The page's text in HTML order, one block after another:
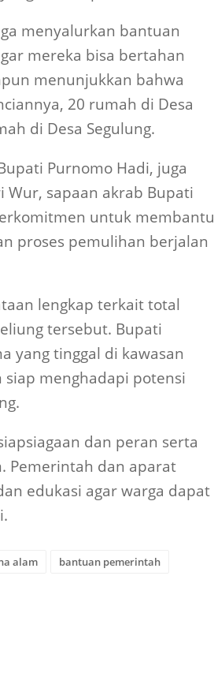
menyalurkan bantuan
mereka bisa bertahan
menunjukkan bahwa
20 rumah di Desa
di Desa Segulung.
Purnomo Hadi, juga
Wur, sapaan akrab Bupati
untuk membantu
proses pemulihan berjalan
lengkap terkait total
tersebut. Bupati
yang tinggal di kawasan
menghadapi potensi
dan peran serta
Pemerintah dan aparat
edukasi agar warga dapat
alam bantuan pemerintah